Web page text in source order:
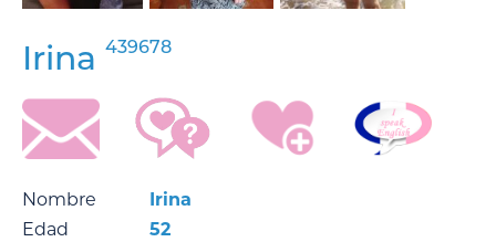
Irina 439678
Nombre
Irina
Edad
52